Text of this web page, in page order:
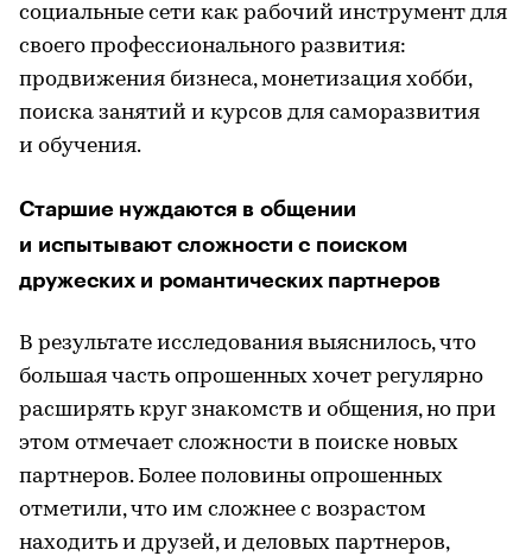
социальные сети как рабочий инструмент для
своего профессионального развития:
продвижения бизнеса, монетизация хобби,
поиска занятий и курсов для саморазвития
и обучения.
Старшие нуждаются в общении
и испытывают сложности с поиском
дружеских и романтических партнеров
В результате исследования выяснилось, что
большая часть опрошенных хочет регулярно
расширять круг знакомств и общения, но при
этом отмечает сложности в поиске новых
партнеров. Более половины опрошенных
отметили, что им сложнее с возрастом
находить и друзей, и деловых партнеров,